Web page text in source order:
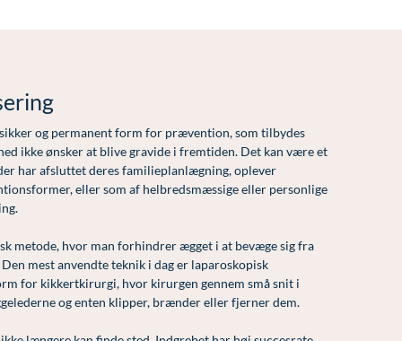
og permanent form for prævention, som tilbydes
ikke ønsker at blive gravide i fremtiden. Det kan være et
har afsluttet deres familieplanlægning, oplever
eller som af helbredsmæssige eller personlige
metode, hvor man forhindrer ægget i at bevæge sig fra
mest anvendte teknik i dag er laparoskopisk
for kikkertkirurgi, hvor kirurgen gennem små snit i
og enten klipper, brænder eller fjerner dem.